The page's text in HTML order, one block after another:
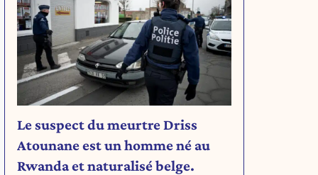
Le suspect du meurtre Driss
Atounane est un homme né au
Rwanda et naturalisé belge.